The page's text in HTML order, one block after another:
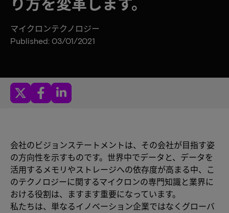
マイクロンテクノロジー
Published: 03/01/2021
会社のビジョンステートメントは、その会社が目指す姿
の方向性を示すものです。世界中でデータと、データを
活用するメモリやストレージへの依存度が高まる中、こ
のテクノロジーに関するマイクロンの専門知識と業界に
おける役割は、ますます重要になっています。
私たちは、単なるイノベーション企業ではなくグローバ